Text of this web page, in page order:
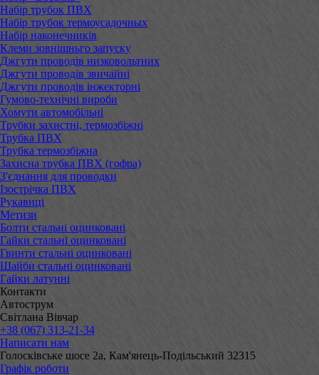
Набір трубок ПВХ
Набір трубок термоусадочных
Набір наконечників
Клеми зовнішньго запуску
Джгути проводів низковольтних
Джгути проводів звичайні
Джгути проводів інжекторні
Гумово-технічні вироби
Хомути автомобільні
Трубки захистні, термозбіжні
Трубка ПВХ
Трубка термозбіжна
Захисна трубка ПВХ (гофра)
З'єднання для проводки
Ізострічка ПВХ
Рукавиці
Метизи
Болти стальні оцинковані
Гайки стальні оцинковані
Гвинти стальні оцинковані
Шайби стальні оцинковані
Гайки латунні
Контакти
Автострум
Світлана Вівчар
+38 (067) 313-21-34
Написати нам
Голосківське шосе 2а, Кам'янець-Подільський 32315
Графік роботи